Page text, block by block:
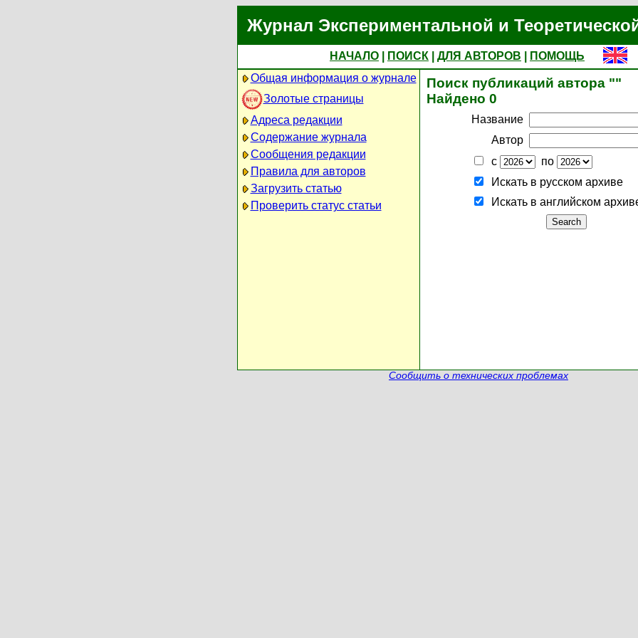
Журнал Экспериментальной и
НАЧАЛО ПОИСК ДЛЯ АВТОРОВ
ПОМОЩЬ
Общая информация о журнале
Золотые страницы
Адреса редакции
Содержание журнала
Сообщения редакции
Правила для авторов
Загрузить статью
Проверить статус статьи
Поиск публикаций автора ""
Найдено 0
Название
Автор
с
по
Искать в русском архиве
Искать в английском
Сообщить о технических проблемах